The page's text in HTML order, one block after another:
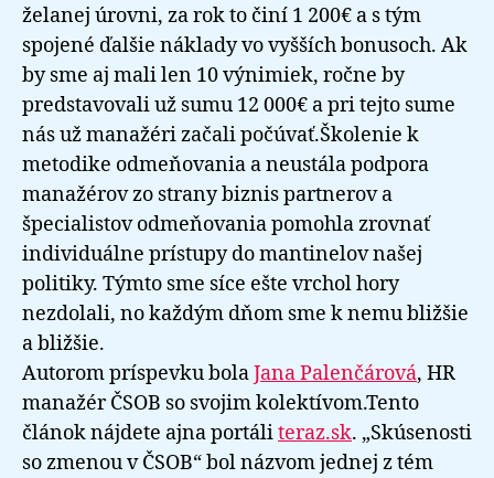
želanej úrovni, za rok to činí 1 200€ a s tým
spojené ďalšie náklady vo vyšších bonusoch. Ak
by sme aj mali len 10 výnimiek, ročne by
predstavovali už sumu 12 000€ a pri tejto sume
nás už manažéri začali počúvať.Školenie k
metodike odmeňovania a neustála podpora
manažérov zo strany biznis partnerov a
špecialistov odmeňovania pomohla zrovnať
individuálne prístupy do mantinelov našej
politiky. Týmto sme síce ešte vrchol hory
nezdolali, no každým dňom sme k nemu bližšie
a bližšie.
Autorom príspevku bolaJana Palenčárová, HR
manažér ČSOB so svojim kolektívom.Tento
článok nájdete ajna portáliteraz.sk. „Skúsenosti
so zmenou v ČSOB“ bol názvom jednej z tém